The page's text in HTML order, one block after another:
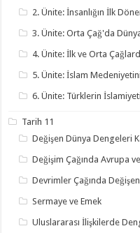
2. Ünite: İnsanlığın İlk
3. Ünite: Orta Çağ'da
4. Ünite: İlk ve Orta
5. Ünite: İslam
6. Ünite: Türklerin
Tarih 11
Değişen Dünya Dengeleri
Değişim Çağında Avrupa
Devrimler Çağında
Sermaye ve Emek
Uluslararası İlişkilerde